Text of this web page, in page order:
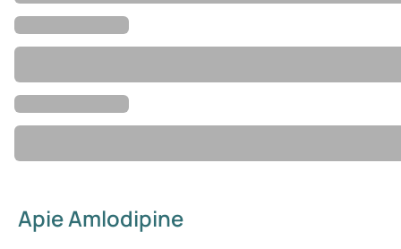
Apie Amlodipine